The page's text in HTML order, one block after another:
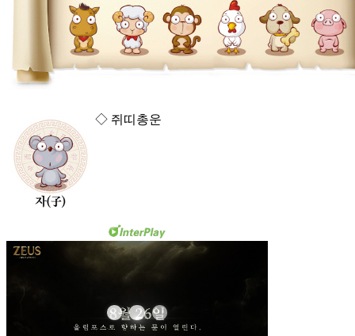
◇ 쥐띠총운